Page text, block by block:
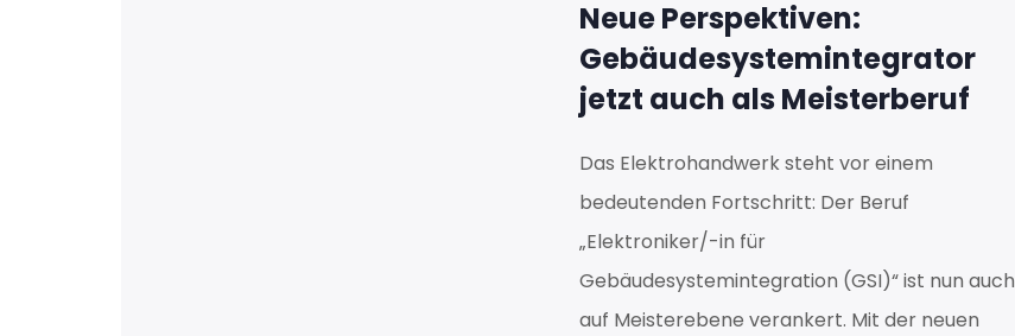
Neue Perspektiven:
Gebäudesystemintegrator
jetzt auch als Meisterberuf
Das Elektrohandwerk steht vor einem
bedeutenden Fortschritt: Der Beruf
„Elektroniker/-in für
Gebäudesystemintegration (GSI)“ ist nun auch
auf Meisterebene verankert. Mit der neuen